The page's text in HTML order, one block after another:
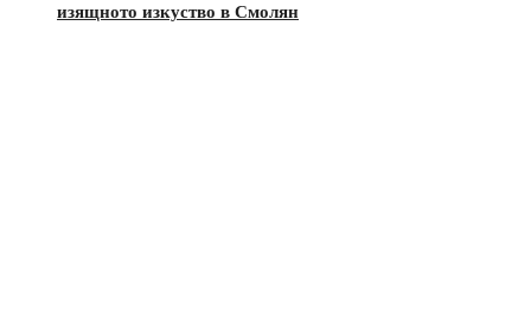
изящното изкуство в Смолян